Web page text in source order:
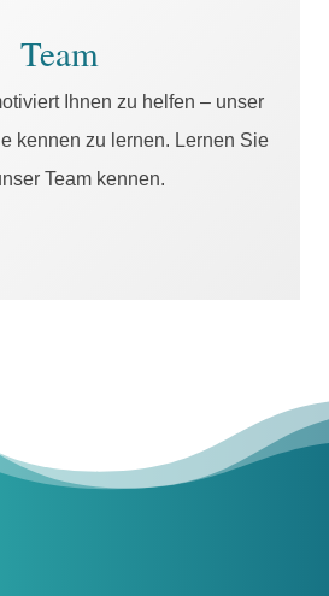
Team
Ihnen zu helfen – unser
kennen zu lernen. Lernen Sie
Team kennen.